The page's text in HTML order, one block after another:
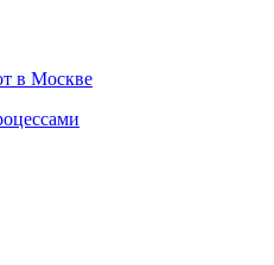
в Москве